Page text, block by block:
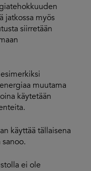
jatkossa myös
siirretään
muutama
käytetään
käyttää tällaisena
sanoo.
ei ole